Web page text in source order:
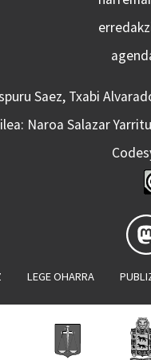
Saez, Txabi
Naroa Salazar
LEGE OHARRA